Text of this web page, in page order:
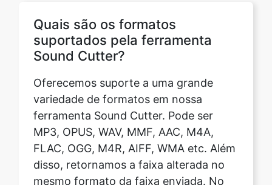
Oferecemos suporte a uma grande
variedade de formatos em nossa
ferramenta Sound Cutter. Pode ser
MP3, OPUS, WAV, MMF, AAC, M4A,
FLAC, OGG, M4R, AIFF, WMA etc. Além
disso, retornamos a faixa alterada no
mesmo formato da faixa enviada. No
entanto, o formato padrão geralmente
é MP3. Caso pretenda alterar o formato
do som, você pode usar nossas